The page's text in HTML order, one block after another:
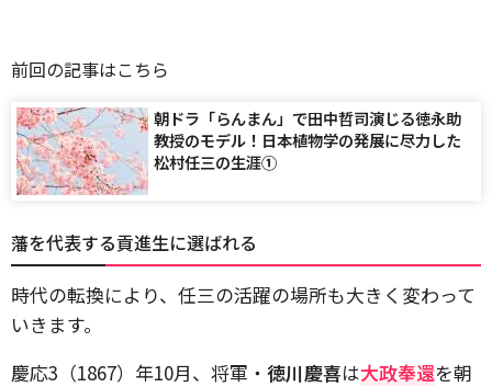
前回の記事はこちら
朝ドラ「らんまん」で田中哲司演じる徳永助
教授のモデル！日本植物学の発展に尽力した
松村任三の生涯①
藩を代表する貢進生に選ばれる
時代の転換により、任三の活躍の場所も大きく変わって
いきます。
慶応3 （1867）年10月、将軍・ 徳川慶喜は大政奉還を朝